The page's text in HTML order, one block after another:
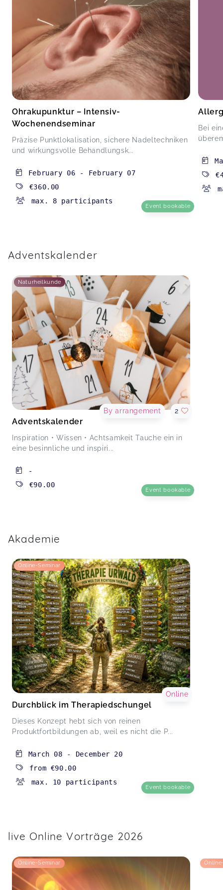
Ohrakupunktur – Intensiv-
Wochenendseminar
Präzise Punktlokalisation, sichere Nadeltechniken
und wirkungsvolle Behandlungsk...
February 06 - February 07
€360.00
max. 8 participants
Event bookable
Bei
Adventskalender
Naturheilkunde
Adventskalender
Inspiration • Wissen • Achtsamkeit Tauche ein in
eine besinnliche und inspiri...
By arrangement 2
-
€90.00
Event bookable
Akademie
Online-Seminar
Durchblick im Therapiedschungel
Dieses Konzept hebt sich von reinen
Produktfortbildungen ab, weil es nicht die P...
Online
March 08 - December 20
from €90.00
max. 10 participants
Event bookable
live Online Vorträge 2026
Online-Seminar